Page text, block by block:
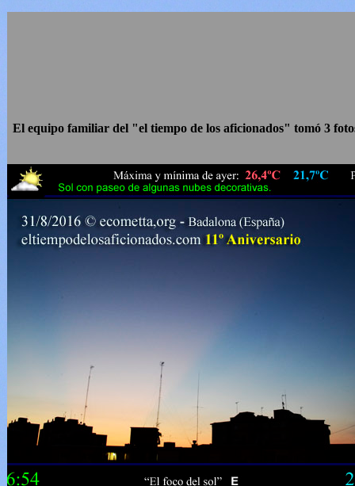
El equipo familiar del "el tiempo de los aficionados" tomó 3